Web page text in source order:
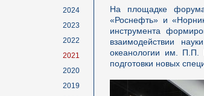
2024
2023
2022
2021
2020
2019
На площадке форума
«Роснефть» и
инструмента
взаимодействии
океанологии им. П.П.
подготовки новых